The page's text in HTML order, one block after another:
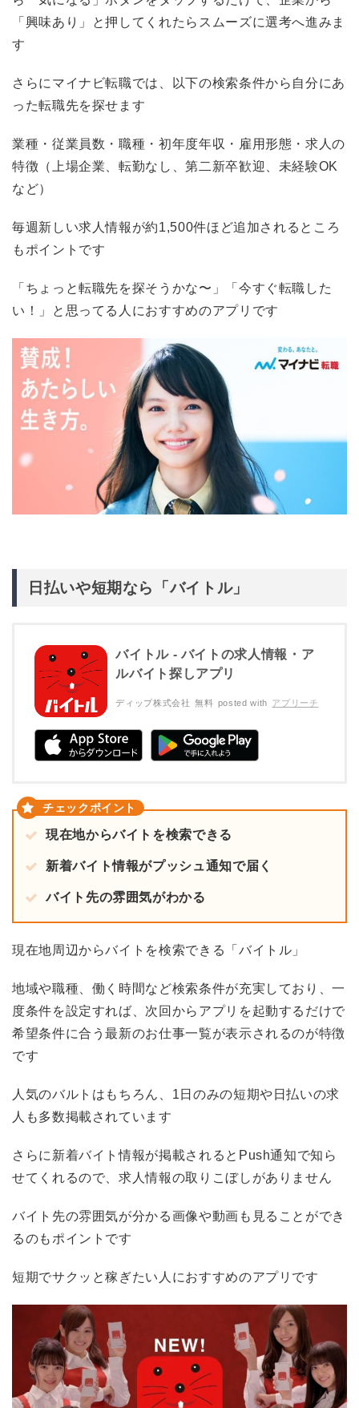
「興味あり」と押してくれたらスムーズに選考へ進みま
す
さらにマイナビ転職では、以下の検索条件から自分にあ
った転職先を探せます
業種・従業員数・職種・初年度年収・雇用形態・求人の
特徴（上場企業、転勤なし、第二新卒歓迎、未経験OK
など）
毎週新しい求人情報が約1,500件ほど追加されるところ
もポイントです
「ちょっと転職先を探そうかな〜」「今すぐ転職した
い！」と思ってる人におすすめのアプリです
日払いや短期なら「バイトル」
バイトル - バイトの求人情報・ア
ルバイト探しアプリ
ディップ株式会社 無料 posted with アプリーチ
現在地からバイトを検索できる
新着バイト情報がプッシュ通知で届く
バイト先の雰囲気がわかる
現在地周辺からバイトを検索できる「バイトル」
地域や職種、働く時間など検索条件が充実しており、一
度条件を設定すれば、次回からアプリを起動するだけで
希望条件に合う最新のお仕事一覧が表示されるのが特徴
です
人気のバルトはもちろん、1日のみの短期や日払いの求
人も多数掲載されています
さらに新着バイト情報が掲載されるとPush通知で知ら
せてくれるので、求人情報の取りこぼしがありません
バイト先の雰囲気が分かる画像や動画も見ることができ
るのもポイントです
短期でサクッと稼ぎたい人におすすめのアプリです